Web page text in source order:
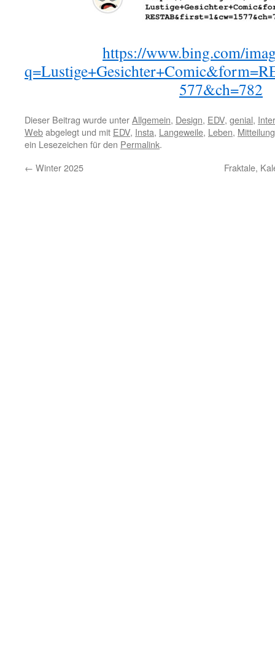
https://www.bing.com/
577&ch=782
Dieser Beitrag wurde unterAllgemein, Design, EDV, genial,
Webabgelegt und mit EDV, Insta, Langeweile, Leben, Mitteilung
ein Lesezeichen für den Permalink.
← Winter 2025 Fraktale,